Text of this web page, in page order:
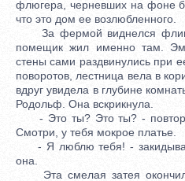
флюгера, черневших на фоне
что это дом ее возлюбленного.
За фермой виднелся
помещик жил именно там.
стены сами раздвинулись при
поворотов, лестница вела в
вдруг увидела в глубине
Родольф. Она вскрикнула.
- Это ты? Это ты? -
Смотри, у тебя мокрое платье.
- Я люблю тебя! -
она.
Эта смелая затея